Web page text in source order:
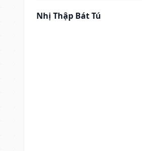
Nhị Thập Bát Tú